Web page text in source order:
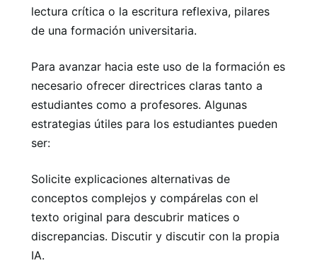
lectura crítica o la escritura reflexiva, pilares
de una formación universitaria.
Para avanzar hacia este uso de la formación es
necesario ofrecer directrices claras tanto a
estudiantes como a profesores. Algunas
estrategias útiles para los estudiantes pueden
ser:
Solicite explicaciones alternativas de
conceptos complejos y compárelas con el
texto original para descubrir matices o
discrepancias. Discutir y discutir con la propia
IA.